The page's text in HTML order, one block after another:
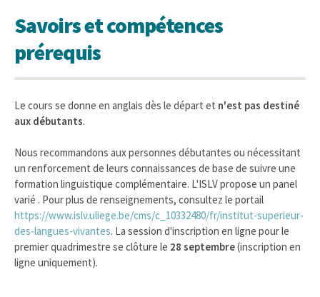
Savoirs et compétences
prérequis
Le cours se donne en anglais dès le départ et n'est pas destiné
aux débutants.
Nous recommandons aux personnes débutantes ou nécessitant
un renforcement de leurs connaissances de base de suivre une
formation linguistique complémentaire. L'ISLV propose un panel
varié . Pour plus de renseignements, consultez le portail
https://www.islv.uliege.be/cms/c_10332480/fr/institut-superieur-
des-langues-vivantes. La session d'inscription en ligne pour le
premier quadrimestre se clôture le 28 septembre(inscription en
ligne uniquement).